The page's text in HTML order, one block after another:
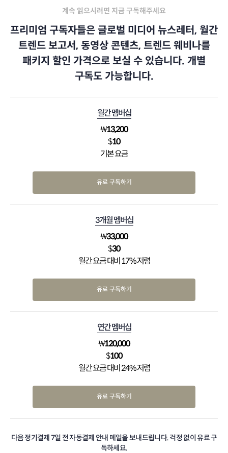
계속 읽으시려면 지금 구독해주세요
프리미엄 구독자들은 글로벌 미디어 뉴스레터, 월간
트렌드 보고서, 동영상 콘텐츠, 트렌드 웨비나를
패키지 할인 가격으로 보실 수 있습니다. 개별
구독도 가능합니다.
월간 멤버십
₩13,200
$10
기본 요금
유료 구독하기
3개월 멤버십
₩33,000
$30
월간 요금 대비 17% 저렴
유료 구독하기
연간 멤버십
₩120,000
$100
월간 요금 대비 24% 저렴
유료 구독하기
다음 정기결제 7일 전 자동결제 안내 메일을 보내드립니다. 걱정 없이 유료 구
독하세요.